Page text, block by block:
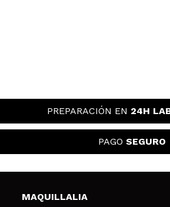
PREPARACIÓN EN 24H
PAGO SEGURO
MAQUILLALIA